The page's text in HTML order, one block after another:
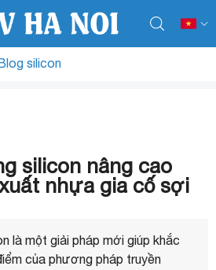
silicon
silicon nâng cao
nhựa gia cố sợi
là một giải pháp mới giúp khắc
của phương pháp truyền